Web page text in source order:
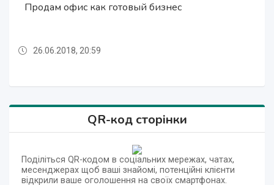
Продам офис как готовый бизнес
Продам офис как готовый бизнес
Продам офис как готовый бизнес
26.06.2018, 20:59
QR-код сторінки
Поділіться QR-кодом в соціальних мережах, чатах,
месенджерах щоб ваші знайомі, потенційні клієнти
відкрили ваше оголошення на своїх смартфонах.